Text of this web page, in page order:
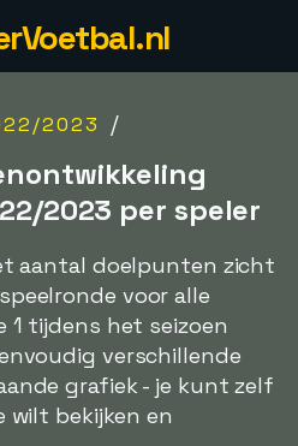
2023 /
2023 per speler
aantal doelpunten zicht
voor alle
1 tijdens het seizoen
verschillende
grafiek - je kunt zelf
wilt bekijken en